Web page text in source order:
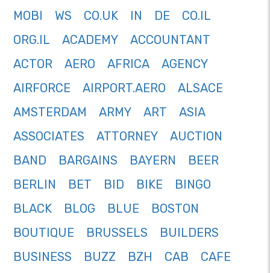
MOBI
WS CO.UK IN DE
CO.IL
ORG.IL
ACADEMY
ACCOUNTANT
ACTOR
AERO AFRICA
AGENCY
AIRFORCE
AIRPORT.AERO
ALSACE
AMSTERDAM
ARMY ART
ASIA
ASSOCIATES
ATTORNEY
AUCTION
BAND
BARGAINS BAYERN
BEER
BERLIN
BET BID BIKE
BINGO
BLACK
BLOG BLUE
BOSTON
BOUTIQUE
BRUSSELS
BUILDERS
BUSINESS
BUZZ BZH CAB
CAFE